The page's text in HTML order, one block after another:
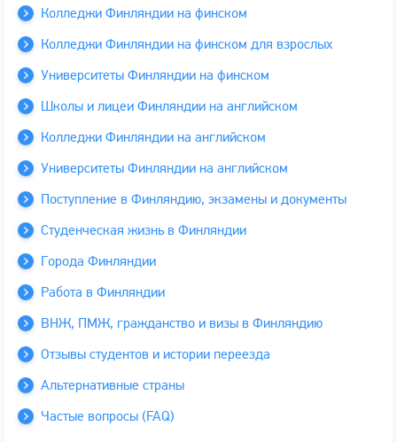
Колледжи Финляндии на финском
Колледжи Финляндии на финском для взрослых
Университеты Финляндии на финском
Школы и лицеи Финляндии на английском
Колледжи Финляндии на английском
Университеты Финляндии на английском
Поступление в Финляндию, экзамены и документы
Студенческая жизнь в Финляндии
Города Финляндии
Работа в Финляндии
ВНЖ, ПМЖ, гражданство и визы в Финляндию
Отзывы студентов и истории переезда
Альтернативные страны
Частые вопросы (FAQ)